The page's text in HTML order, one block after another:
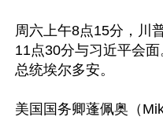
周六上午8点15分，川
11点30分与习近平会
总统埃尔多安。
美国国务卿蓬佩奥（